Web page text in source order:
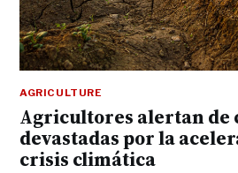
AGRICULTURE
Agricultores alertan de
devastadas por la
crisis climática